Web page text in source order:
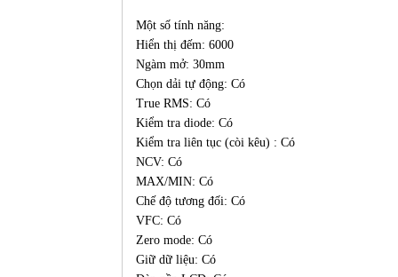
Một số tính năng:
Hiển thị đếm: 6000
Ngàm mở: 30mm
Chọn dải tự động: Có
True RMS: Có
Kiểm tra diode: Có
Kiểm tra liên tục (còi kêu) : Có
NCV: Có
MAX/MIN: Có
Chế độ tương đối: Có
VFC: Có
Zero mode: Có
Giữ dữ liệu: Có